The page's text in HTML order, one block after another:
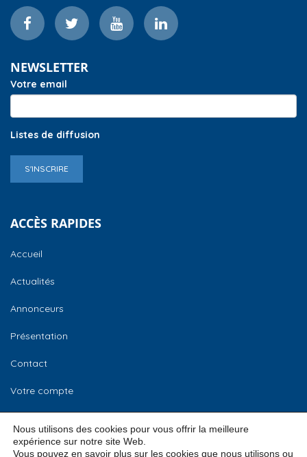
NEWSLETTER
Votre email
Listes de diffusion
S'INSCRIRE
ACCÈS RAPIDES
Accueil
Actualités
Annonceurs
Présentation
Contact
Votre compte
Nous utilisons des cookies pour vous offrir la meilleure
expérience sur notre site Web.
Vous pouvez en savoir plus sur les cookies que nous utilisons ou